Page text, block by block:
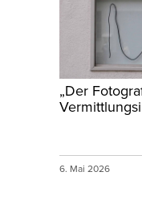
„Der
6. Mai 2026